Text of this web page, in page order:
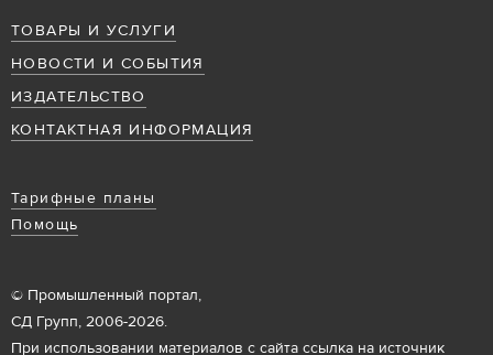
ТОВАРЫ И УСЛУГИ
НОВОСТИ И СОБЫТИЯ
ИЗДАТЕЛЬСТВО
КОНТАКТНАЯ ИНФОРМАЦИЯ
Тарифные планы
Помощь
© Промышленный портал,
СД Групп, 2006-2026.
При использовании материалов с сайта ссылка на источник